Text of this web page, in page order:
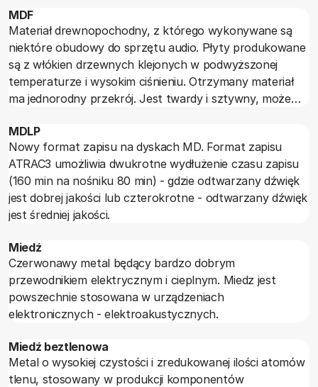
MDF
Materiał drewnopochodny, z którego wykonywane są
niektóre obudowy do sprzętu audio. Płyty produkowane
są z włókien drzewnych klejonych w podwyższonej
temperaturze i wysokim ciśnieniu. Otrzymany materiał
ma jednorodny przekrój. Jest twardy i sztywny, może
lakierem.
MDLP
Nowy format zapisu na dyskach MD. Format zapisu
ATRAC3 umożliwia dwukrotne wydłużenie czasu zapisu
(160 min na nośniku 80 min) - gdzie odtwarzany dźwięk
jest dobrej jakości lub czterokrotne - odtwarzany dźwięk
jest średniej jakości.
Miedź
Czerwonawy metal będący bardzo dobrym
przewodnikiem elektrycznym i cieplnym. Miedz jest
powszechnie stosowana w urządzeniach
elektronicznych - elektroakustycznych.
Miedź beztlenowa
Metal o wysokiej czystości i zredukowanej ilości atomów
tlenu, stosowany w produkcji komponentów